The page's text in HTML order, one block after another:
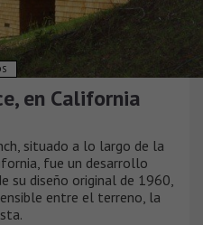
en California
situado a lo largo de la
fue un desarrollo
su diseño original de 1960,
entre el terreno, la